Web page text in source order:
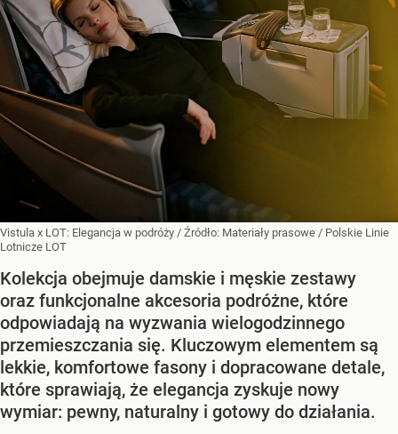
Vistula x LOT: Elegancja w podróży / Źródło: Materiały prasowe / Polskie Linie
Lotnicze LOT
Kolekcja obejmuje damskie i męskie zestawy
oraz funkcjonalne akcesoria podróżne, które
odpowiadają na wyzwania wielogodzinnego
przemieszczania się. Kluczowym elementem są
lekkie, komfortowe fasony i dopracowane detale,
które sprawiają, że elegancja zyskuje nowy
wymiar: pewny, naturalny i gotowy do działania.